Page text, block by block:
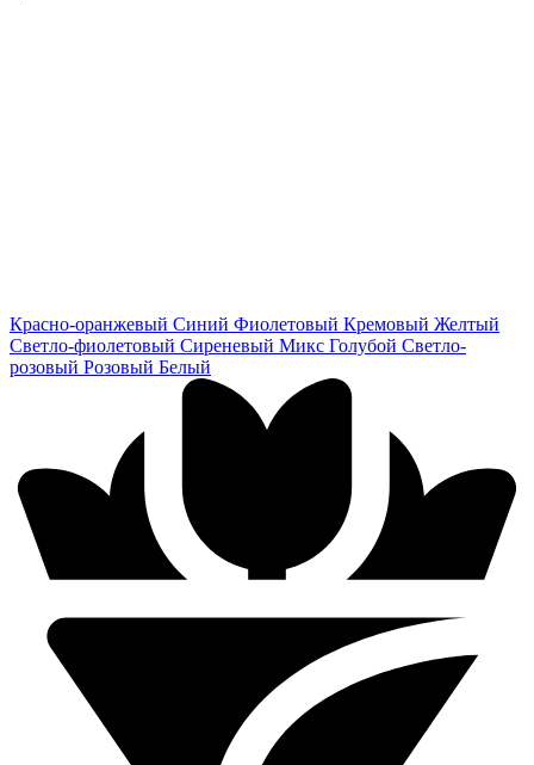
Красно-оранжевый Синий Фиолетовый Кремовый Желтый
Светло-фиолетовый Сиреневый Микс Голубой Светло-
розовый Розовый Белый